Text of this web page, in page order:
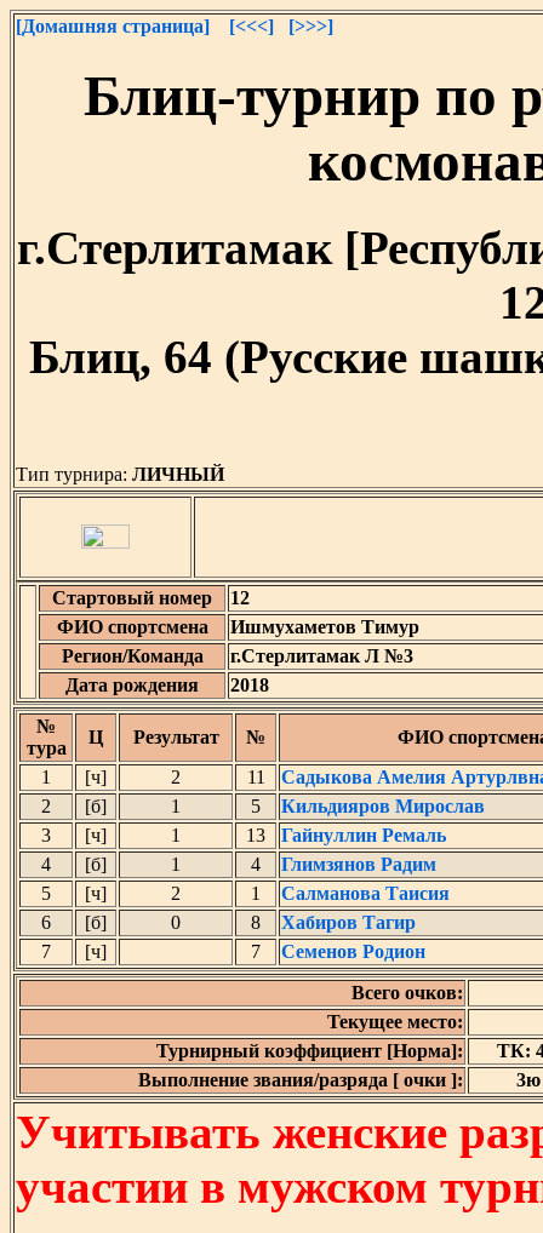
[Домашняя страница] [<<<] [>>>]
Блиц-турнир по
г.Стерлитамак
Блиц, 64 (Русские
Тип турнира: ЛИЧНЫЙ
Стартовый номер
12
ФИО спортсмена
Ишмухаметов Тимур
Регион/Команда
г.Стерлитамак Л №3
Дата рождения
2018
№
тура
Ц Результат №
ФИО
1
[ч] 2 11
Садыкова Амелия
2
[б] 1 5
Кильдияров Мирослав
3
[ч] 1 13
Гайнуллин Ремаль
4
[б] 1 4
Глимзянов Радим
5
[ч] 2 1
Салманова Таисия
6
[б] 0 8
Хабиров Тагир
7
[ч] 7
Семенов Родион
Всего очков:
Текущее место:
Турнирный коэффициент [Норма]:
ТК:
Выполнение звания/разряда [ очки ]:
3ю
Учитывать женские
участии в мужском